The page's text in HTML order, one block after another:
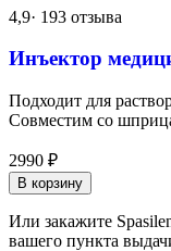
4,9· 193 отзыва
Инъектор
Подходит для
Совместим со
2990 ₽
В корзину
Или закажите
вашего пункта